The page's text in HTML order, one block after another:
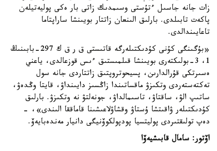
زات جانە جاسىل ءتۇستى وسىمدىك زاتى بار ەكى پوليەتيلەن
پاكەت تابىلدى. بارلىق الىنعان زاتتار بويىنشا ساراپتاما
تاعايىندالدى.
«بۇگىنگى كۇنى كۇدىكتىلەرگە قاتىستى ق ر ق ك 297-بابىنىڭ
1، 3-بولىكتەرى بويىنشا قىلمىستىق ءىس قوزعالدى، ياعني
ەسىرتكى قۇرالدارىن، پسيحوتروپتىق زاتتاردى جانە سول
تەكتەستەردى وتكىزۋ ماقساتىندا زاڭسىز دايىنداۋ، قايتا وڭدەۋ،
ساتىپ الۋ، ساقتاۋ، تاسىمالداۋ، جونەلتۋ نە وتكىزۋ. بارلىق
كۇدىكتىلەر ۋاقىتشا ۇستاۋ وقشاۋلاعىشىنا قاماققا الىندى»، -
دەپ تولىقتىردى پوليتسيا پودپولكوۆنيگى دانيار مەندەبايەۆ.
اۆتور: سامال قابىشيەۆا